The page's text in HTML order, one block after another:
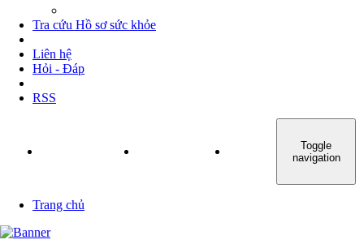
Tra cứu Hồ sơ sức khỏe
Liên hệ
Hỏi - Đáp
RSS
TIN TỨC - SỰ KIỆN
Toggle
navigation
Trang chủ